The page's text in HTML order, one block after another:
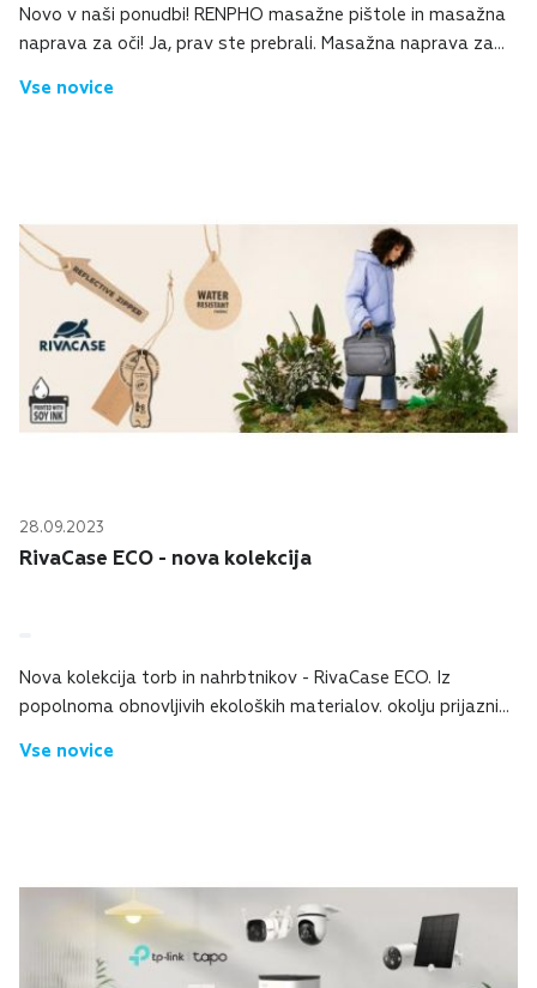
Novo v naši ponudbi! RENPHO masažne pištole in masažna
naprava za oči! Ja, prav ste prebrali. Masažna naprava za
generacija Eyeris 2 podjetj...
Vse novice
28.09.2023
RivaCase ECO - nova kolekcija
Nova kolekcija torb in nahrbtnikov - RivaCase ECO. Iz
popolnoma obnovljivih ekoloških materialov. okolju prijazni
okolju prijazen kraft papir em...
Vse novice